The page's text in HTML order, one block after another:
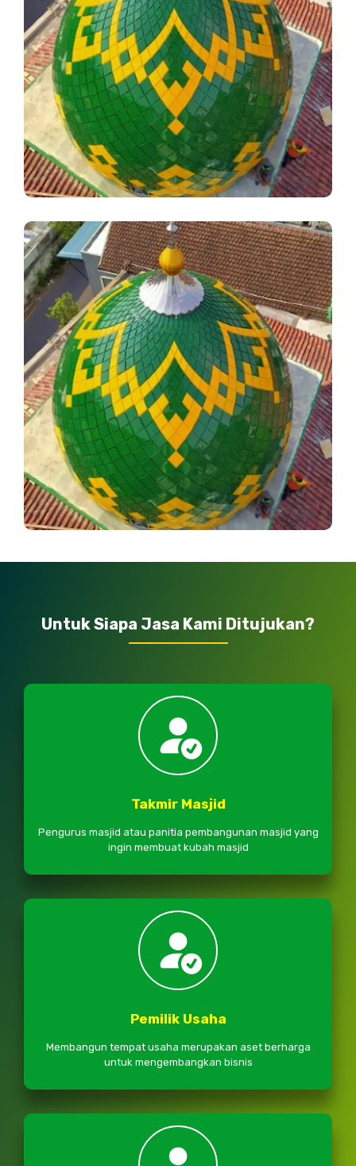
Untuk Siapa Jasa Kami Ditujukan?
Takmir Masjid
Pengurus masjid atau panitia pembangunan masjid yang
ingin membuat kubah masjid
Pemilik Usaha
Membangun tempat usaha merupakan aset berharga
untuk mengembangkan bisnis